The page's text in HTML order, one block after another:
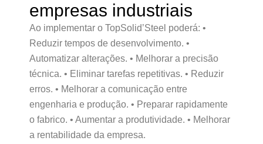
empresas industriais
Ao implementar o TopSolid’Steel poderá: •
Reduzir tempos de desenvolvimento. •
Automatizar alterações. • Melhorar a precisão
técnica. • Eliminar tarefas repetitivas. • Reduzir
erros. • Melhorar a comunicação entre
engenharia e produção. • Preparar rapidamente
o fabrico. • Aumentar a produtividade. • Melhorar
a rentabilidade da empresa.